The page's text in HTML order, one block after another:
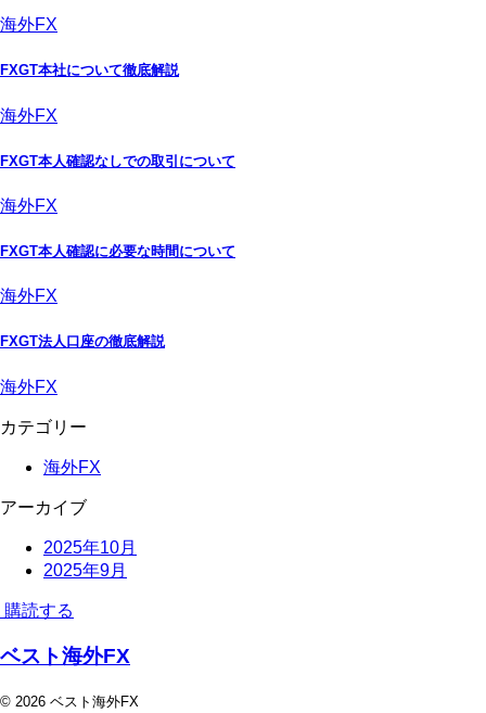
海外FX
FXGT本社について徹底解説
海外FX
FXGT本人確認なしでの取引について
海外FX
FXGT本人確認に必要な時間について
海外FX
FXGT法人口座の徹底解説
海外FX
カテゴリー
海外FX
アーカイブ
2025年10月
2025年9月
購読する
ベスト海外FX
© 2026 ベスト海外FX